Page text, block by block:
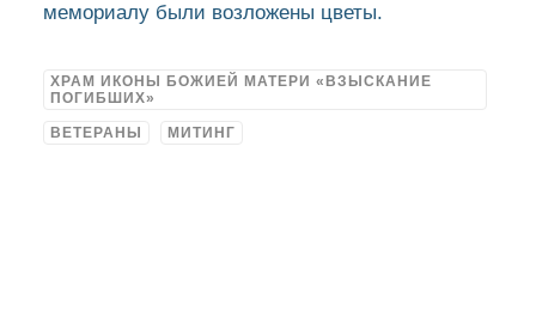
мемориалу были возложены цветы.
ХРАМ ИКОНЫ БОЖИЕЙ МАТЕРИ «ВЗЫСКАНИЕ
ПОГИБШИХ»
ВЕТЕРАНЫ МИТИНГ